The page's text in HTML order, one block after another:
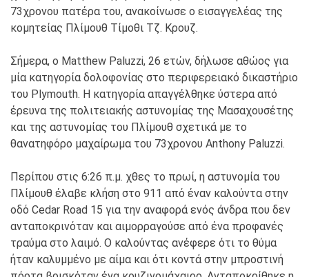
73χρονου πατέρα του, ανακοίνωσε ο εισαγγελέας της
κομητείας Πλίμουθ Τίμοθι Τζ. Κρουζ.
Σήμερα, ο Matthew Paluzzi, 26 ετών, δήλωσε αθώος για
μία κατηγορία δολοφονίας στο περιφερειακό δικαστήριο
του Plymouth. Η κατηγορία απαγγέλθηκε ύστερα από
έρευνα της πολιτειακής αστυνομίας της Μασαχουσέτης
και της αστυνομίας του Πλίμουθ σχετικά με το
θανατηφόρο μαχαίρωμα του 73χρονου Anthony Paluzzi.
Περίπου στις 6:26 π.μ. χθες το πρωί, η αστυνομία του
Πλίμουθ έλαβε κλήση στο 911 από έναν καλούντα στην
οδό Cedar Road 15 για την αναφορά ενός άνδρα που δεν
ανταποκρινόταν και αιμορραγούσε από ένα προφανές
τραύμα στο λαιμό. Ο καλούντας ανέφερε ότι το θύμα
ήταν καλυμμένο με αίμα και ότι κοντά στην μπροστινή